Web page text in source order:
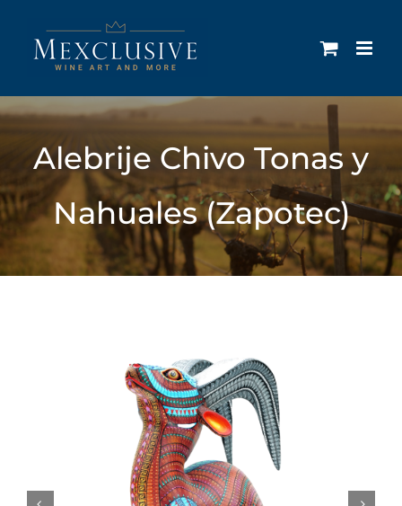
inhoud
Alebrije Chivo Tonas y
Nahuales (Zapotec)